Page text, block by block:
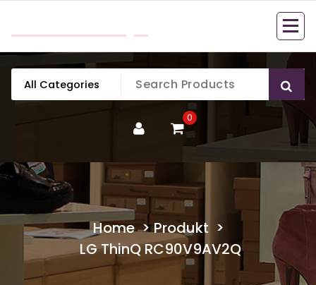
content
0
Home>Produkt >
LG ThinQ RC90V9AV2Q